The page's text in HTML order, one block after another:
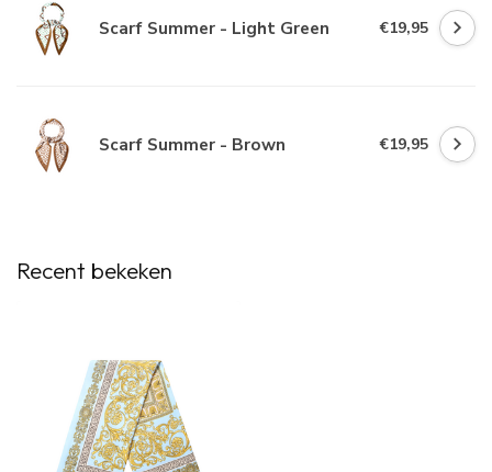
Scarf Summer - Light Green €19,95
Scarf Summer - Brown €19,95
Recent bekeken